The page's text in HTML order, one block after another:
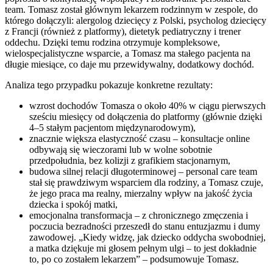
team. Tomasz został głównym lekarzem rodzinnym w zespole, do
którego dołączyli: alergolog dziecięcy z Polski, psycholog dziecięcy
z Francji (również z platformy), dietetyk pediatryczny i trener
oddechu. Dzięki temu rodzina otrzymuje kompleksowe,
wielospecjalistyczne wsparcie, a Tomasz ma stałego pacjenta na
długie miesiące, co daje mu przewidywalny, dodatkowy dochód.
Analiza tego przypadku pokazuje konkretne rezultaty:
wzrost dochodów Tomasza o około 40% w ciągu pierwszych
sześciu miesięcy od dołączenia do platformy (głównie dzięki
4–5 stałym pacjentom międzynarodowym),
znacznie większa elastyczność czasu – konsultacje online
odbywają się wieczorami lub w wolne sobotnie
przedpołudnia, bez kolizji z grafikiem stacjonarnym,
budowa silnej relacji długoterminowej – personal care team
stał się prawdziwym wsparciem dla rodziny, a Tomasz czuje,
że jego praca ma realny, mierzalny wpływ na jakość życia
dziecka i spokój matki,
emocjonalna transformacja – z chronicznego zmęczenia i
poczucia bezradności przeszedł do stanu entuzjazmu i dumy
zawodowej. „Kiedy widzę, jak dziecko oddycha swobodniej,
a matka dziękuje mi głosem pełnym ulgi – to jest dokładnie
to, po co zostałem lekarzem” – podsumowuje Tomasz.